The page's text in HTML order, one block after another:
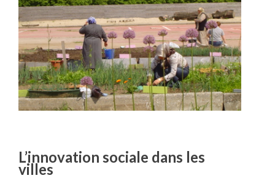
L’innovation sociale dans les
villes